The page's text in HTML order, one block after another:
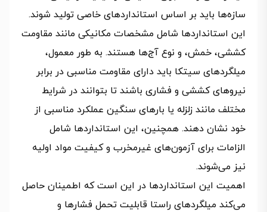
سازه‌ها باید بر اساس استانداردهای خاصی تولید شوند.
این استانداردها شامل مشخصات مکانیکی مانند مقاومت
کششی، خمش، و نوع آج‌ها هستند. به طور معمول،
میلگردهای سیتکا باید دارای مقاومت مناسبی در برابر
نیروهای کششی و فشاری باشند تا بتوانند در شرایط
مختلف مانند زلزله یا بارهای سنگین عملکرد مناسبی از
خود نشان دهند. همچنین، این استانداردها شامل
الزامات برای آزمون‌های غیرمخرب و کیفیت مواد اولیه
نیز می‌شوند.
اهمیت این استانداردها در این است که اطمینان حاصل
می‌کند میلگردهای راستا قابلیت تحمل فشارها و